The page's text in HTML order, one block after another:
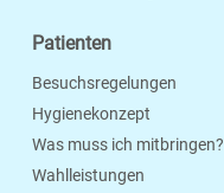
Patienten
Besuchsregelungen
Hygienekonzept
Was muss ich mitbringen?
Wahlleistungen